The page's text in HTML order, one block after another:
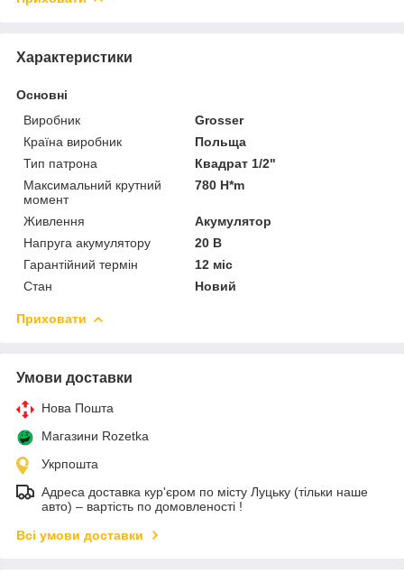
Характеристики
Основні
Виробник
Grosser
Країна виробник
Польща
Тип патрона
Квадрат 1/2"
Максимальний крутний
момент
780 H*m
Живлення
Акумулятор
Напруга акумулятору
20 В
Гарантійний термін
12 міс
Стан
Новий
Приховати
Умови доставки
Нова Пошта
Магазини Rozetka
Укрпошта
Адреса доставка кур'єром по місту Луцьку (тільки наше
авто) – вартість по домовленості !
Всі умови доставки